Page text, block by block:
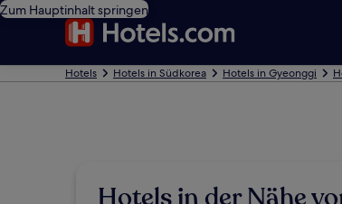
Zum Hauptinhalt springen
Hotels Hotels in Südkorea Hotels in Gyeonggi